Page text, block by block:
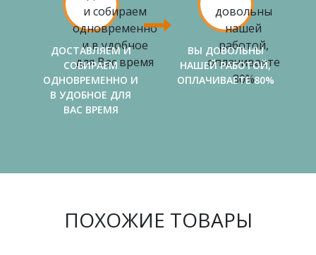
ДОСТАВЛЯЕМ И
СОБИРАЕМ
ОДНОВРЕМЕННО И
В УДОБНОЕ ДЛЯ
ВАС ВРЕМЯ
ВЫ ДОВОЛЬНЫ
НАШЕЙ РАБОТОЙ,
ОПЛАЧИВАЕТЕ 80%
ПОХОЖИЕ ТОВАРЫ